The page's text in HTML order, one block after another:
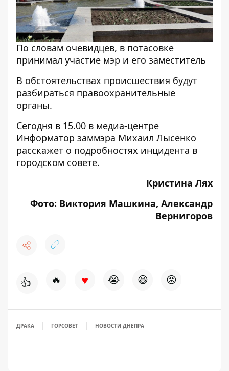
По словам очевидцев, в потасовке
принимал участие мэр и его заместитель
В обстоятельствах происшествия будут
разбираться правоохранительные
органы.
Сегодня в 15.00 в медиа-центре
Информатор заммэра Михаил Лысенко
расскажет о подробностях инцидента в
городском совете.
Кристина Лях
Фото: Виктория Машкина, Александр
Вернигоров
👍 🔥 ♥ 😭 😆 😡
ДРАКА ГОРСОВЕТ НОВОСТИ ДНЕПРА